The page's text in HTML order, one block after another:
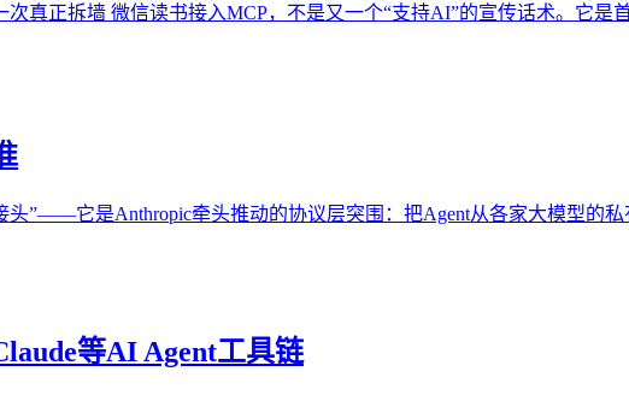
次真正拆墙 微信读书接入MCP，不是又一个“支持AI”的宣传话术。它
”——它是Anthropic牵头推动的协议层突围：把Agent从各家大模型的
等AI Agent工具链